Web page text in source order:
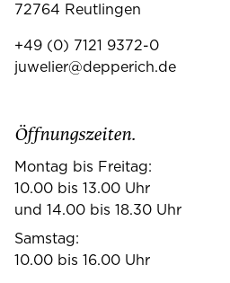
72764 Reutlingen
+49 (0) 7121 9372-0
juwelier@depperich.de
Öffnungszeiten.
Montag bis Freitag:
10.00 bis 13.00 Uhr
und 14.00 bis 18.30 Uhr
Samstag:
10.00 bis 16.00 Uhr